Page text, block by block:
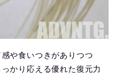
や食いつきがありつつ
かり応える優れた復元力